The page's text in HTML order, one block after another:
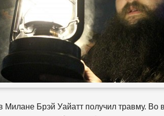
Милане Брэй Уайатт получил травму. Во